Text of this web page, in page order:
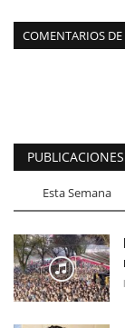
COMENTARIOS
Esta Semana